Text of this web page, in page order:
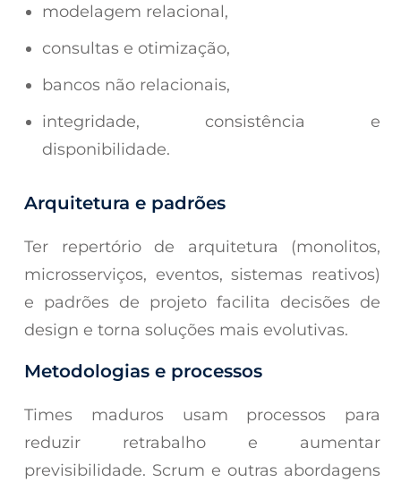
modelagem relacional,
consultas e otimização,
bancos não relacionais,
integridade, consistência e
disponibilidade.
Arquitetura e padrões
Ter repertório de arquitetura (monolitos,
microsserviços, eventos, sistemas reativos)
e padrões de projeto facilita decisões de
design e torna soluções mais evolutivas.
Metodologias e processos
Times maduros usam processos para
reduzir retrabalho e aumentar
previsibilidade. Scrum e outras abordagens